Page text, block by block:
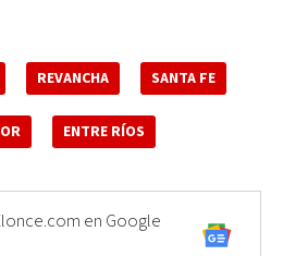
REVANCHA SANTA FE
ENTRE RÍOS
en Google